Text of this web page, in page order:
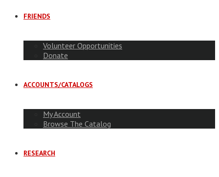
FRIENDS
Volunteer Opportunities
Donate
ACCOUNTS/CATALOGS
My Account
Browse The Catalog
RESEARCH